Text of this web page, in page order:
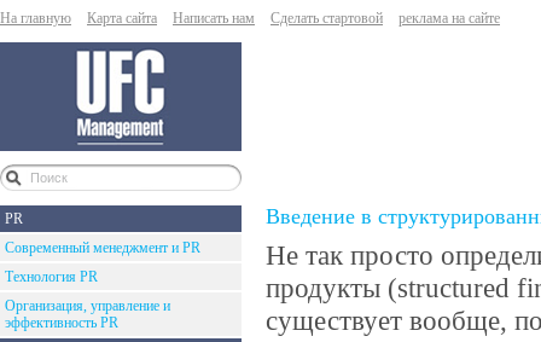
На главную Карта сайта Написать нам Сделать стартовой реклама на сайте
PR
Современный менеджмент и PR
Технология PR
Организация, управление и
эффективность PR
Введение в
Не так просто
продукты (structured
существует вообще,